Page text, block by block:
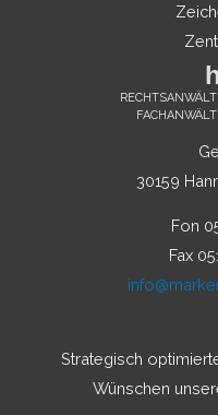
30159
Fon
Fax
Strategisch
Wünschen